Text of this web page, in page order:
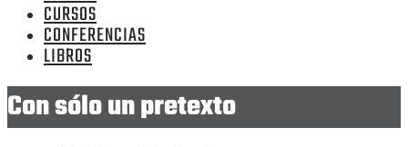
CURSOS
CONFERENCIAS
LIBROS
Con sólo un pretexto